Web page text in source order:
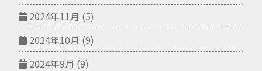
2024年11月 (5)
2024年10月 (9)
2024年9月 (9)